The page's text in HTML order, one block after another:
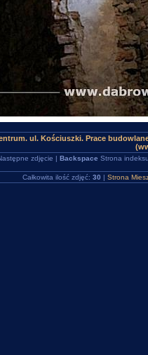
ul. Kościuszki. Prace
zdjęcie | Backspace Strona
Całkowita ilość zdjęć: 30 | Strona